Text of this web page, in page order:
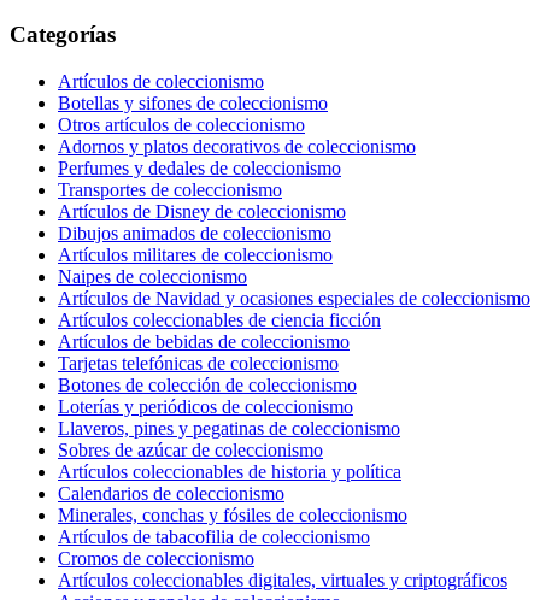
Categorías
Artículos de coleccionismo
Botellas y sifones de coleccionismo
Otros artículos de coleccionismo
Adornos y platos decorativos de coleccionismo
Perfumes y dedales de coleccionismo
Transportes de coleccionismo
Artículos de Disney de coleccionismo
Dibujos animados de coleccionismo
Artículos militares de coleccionismo
Naipes de coleccionismo
Artículos de Navidad y ocasiones especiales de coleccionismo
Artículos coleccionables de ciencia ficción
Artículos de bebidas de coleccionismo
Tarjetas telefónicas de coleccionismo
Botones de colección de coleccionismo
Loterías y periódicos de coleccionismo
Llaveros, pines y pegatinas de coleccionismo
Sobres de azúcar de coleccionismo
Artículos coleccionables de historia y política
Calendarios de coleccionismo
Minerales, conchas y fósiles de coleccionismo
Artículos de tabacofilia de coleccionismo
Cromos de coleccionismo
Artículos coleccionables digitales, virtuales y criptográficos